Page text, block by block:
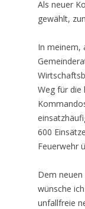
Als neuer
gewählt,
In meinem,
Weg für die
600
Feuerwehr
Dem
wünsche
unfallfreie